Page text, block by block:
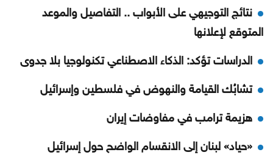
نتائج التوجيهي على الأبواب .. التفاصيل والموعد
المتوقع لإعلانها
الدراسات تؤكد: الذكاء الاصطناعي تكنولوجيا بلا جدوى
تشابُك القيامة والنهوض في فلسطين وإسرائيل
هزيمة ترامب في مفاوضات إيران
«حياد» لبنان إلى الانقسام الواضح حول إسرائيل